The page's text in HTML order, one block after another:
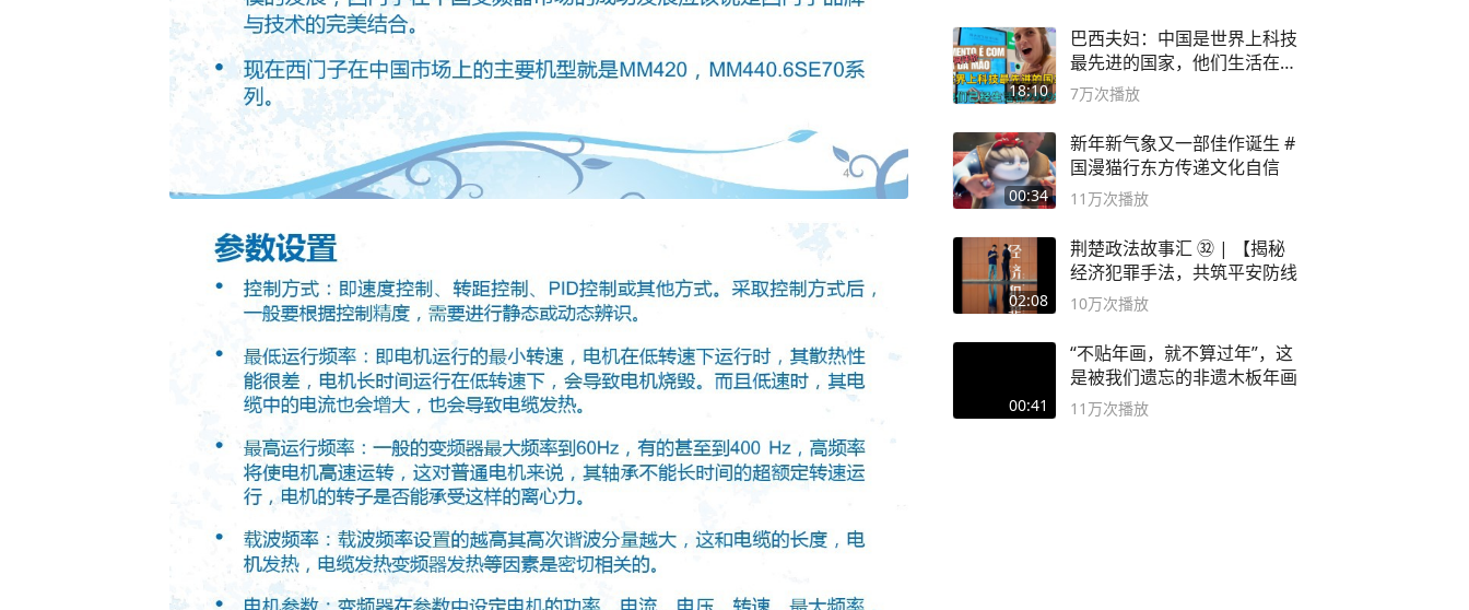
18:10
巴西夫妇：中国是世界上科技
最先进的国家，他们生活在
2999年
7万次播放
00:34
新年新气象又一部佳作诞生 #
国漫猫行东方传递文化自信
11万次播放
02:08
荆楚政法故事汇 ㉜ | 【揭秘
经济犯罪手法，共筑平安防线
10万次播放
00:41
“不贴年画，就不算过年”，这
是被我们遗忘的非遗木板年画
11万次播放